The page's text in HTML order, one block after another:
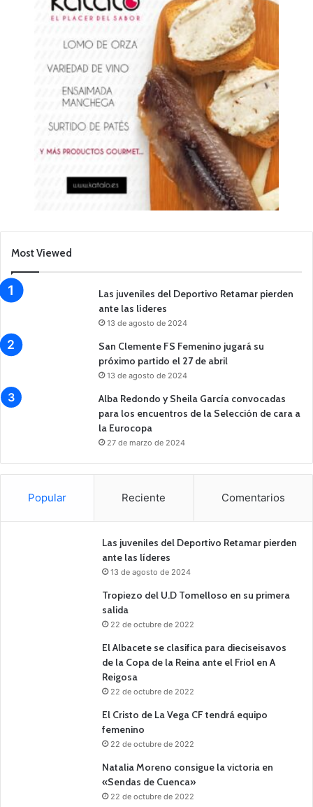
Most Viewed
Las juveniles del Deportivo Retamar pierden
ante las líderes
13 de agosto de 2024
San Clemente FS Femenino jugará su
próximo partido el 27 de abril
13 de agosto de 2024
Alba Redondo y Sheila García convocadas
para los encuentros de la Selección de cara a
la Eurocopa
27 de marzo de 2024
Popular Reciente Comentarios
Las juveniles del Deportivo Retamar pierden
ante las líderes
13 de agosto de 2024
Tropiezo del U.D Tomelloso en su primera
salida
22 de octubre de 2022
El Albacete se clasifica para dieciseisavos
de la Copa de la Reina ante el Friol en A
Reigosa
22 de octubre de 2022
El Cristo de La Vega CF tendrá equipo
femenino
22 de octubre de 2022
Natalia Moreno consigue la victoria en
«Sendas de Cuenca»
22 de octubre de 2022